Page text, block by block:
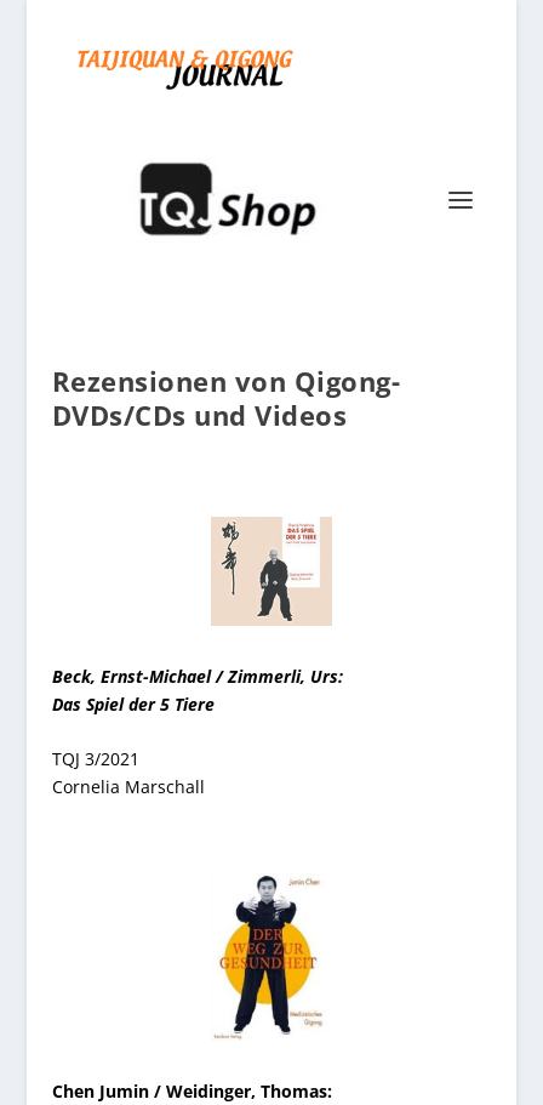
Rezensionen von Qigong-
DVDs/CDs und Videos
Beck, Ernst-Michael / Zimmerli, Urs:
Das Spiel der 5 Tiere
TQJ 3/2021
Cornelia Marschall
Chen Jumin / Weidinger, Thomas: